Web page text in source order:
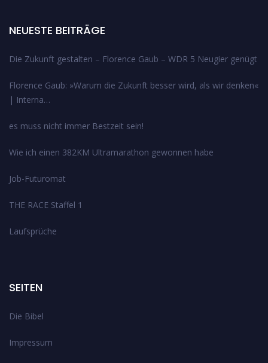
NEUESTE BEITRÄGE
Die Zukunft gestalten – Florence Gaub – WDR 5 Neugier genügt
Florence Gaub: »Warum die Zukunft besser wird, als wir denken«
| Interna…
es muss nicht immer Bestzeit sein!
Wie ich einen 382KM Ultramarathon gewonnen habe
Job-Futuromat
THE RACE Staffel 1
Laufsprüche
SEITEN
Die Bibel
Impressum